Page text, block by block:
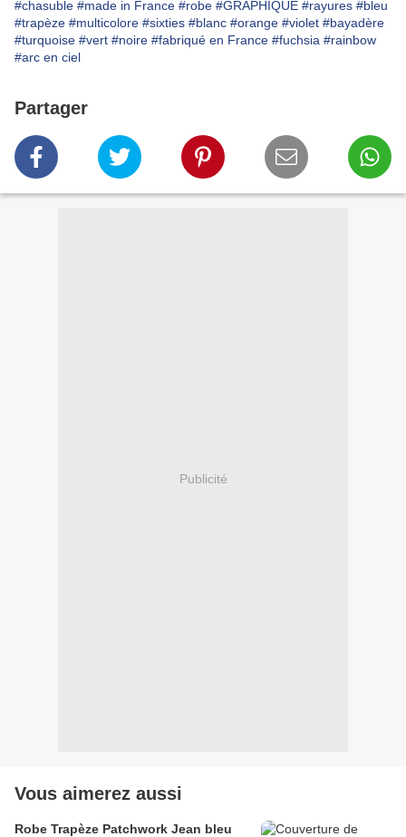
#chasuble #made in France #robe #GRAPHIQUE #rayures #bleu
#trapèze #multicolore #sixties #blanc #orange #violet #bayadère
#turquoise #vert #noire #fabriqué en France #fuchsia #rainbow
#arc en ciel
Partager
Publicité
Vous aimerez aussi
Robe Trapèze Patchwork Jean bleu